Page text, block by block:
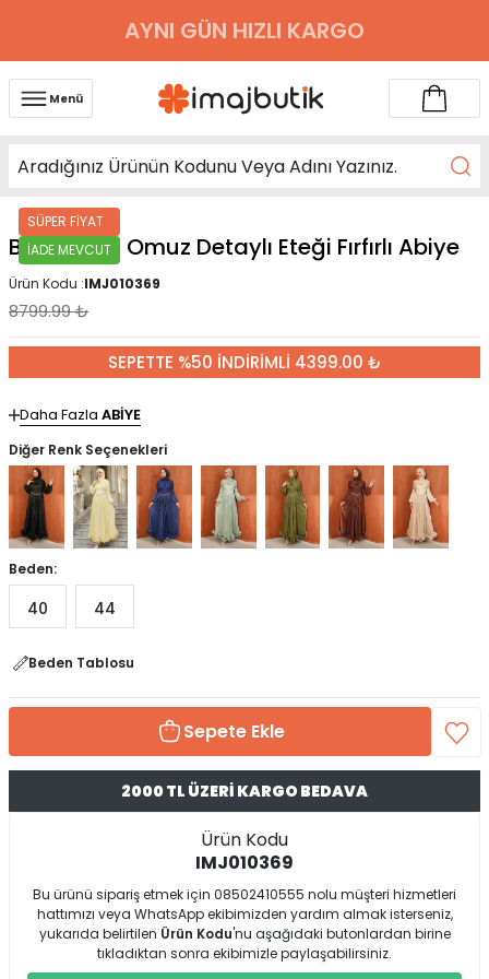
AYNI GÜN HIZLI KARGO
Menü
SÜPER FİYAT
İADE MEVCUT
Bebe Mavi Omuz Detaylı Eteği Fırfırlı Abiye
Ürün Kodu :IMJ010369
8799.99₺
SEPETTE %50 İNDİRİMLİ 4399.00 ₺
Daha Fazla ABİYE
Diğer Renk Seçenekleri
Beden:
40 44
Beden Tablosu
Sepete Ekle
2000 TL ÜZERİ KARGO BEDAVA
Ürün Kodu
IMJ010369
Bu ürünü sipariş etmek için 08502410555 nolu müşteri hizmetleri
hattımızı veya WhatsApp ekibimizden yardım almak isterseniz,
yukarıda belirtilen Ürün Kodu'nu aşağıdaki butonlardan birine
tıkladıktan sonra ekibimizle paylaşabilirsiniz.